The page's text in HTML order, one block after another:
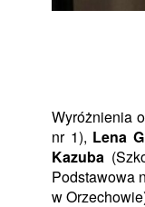
Wyróżnienia
nr 1), Lena
Kazuba
Podstawowa
w